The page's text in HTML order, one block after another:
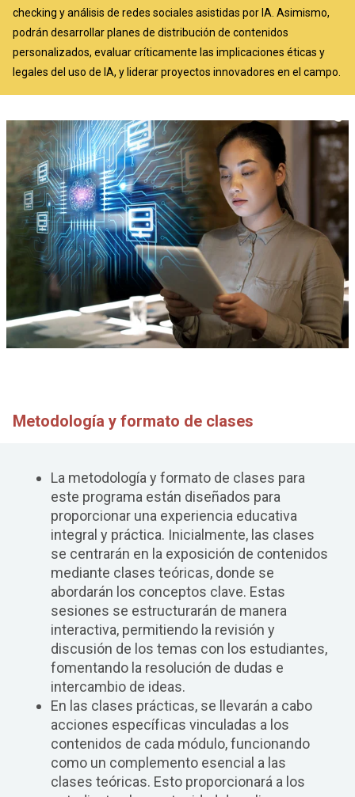
checking y análisis de redes sociales asistidas por IA. Asimismo,
podrán desarrollar planes de distribución de contenidos
personalizados, evaluar críticamente las implicaciones éticas y
legales del uso de IA, y liderar proyectos innovadores en el campo.
Metodología y formato de clases
La metodología y formato de clases para
este programa están diseñados para
proporcionar una experiencia educativa
integral y práctica. Inicialmente, las clases
se centrarán en la exposición de contenidos
mediante clases teóricas, donde se
abordarán los conceptos clave. Estas
sesiones se estructurarán de manera
interactiva, permitiendo la revisión y
discusión de los temas con los estudiantes,
fomentando la resolución de dudas e
intercambio de ideas.
En las clases prácticas, se llevarán a cabo
acciones específicas vinculadas a los
contenidos de cada módulo, funcionando
como un complemento esencial a las
clases teóricas. Esto proporcionará a los